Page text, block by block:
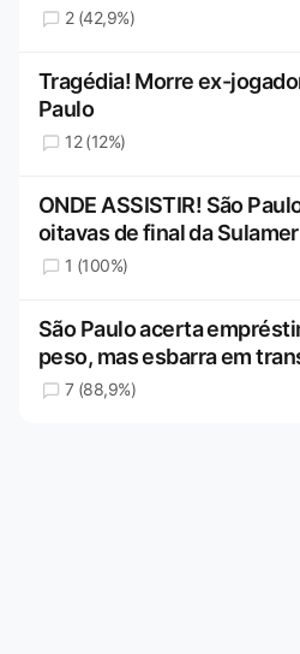
2 (42,9%)
Tragédia! Morre ex-
Paulo
12 (12%)
ONDE ASSISTIR! São
oitavas de final da
1 (100%)
São Paulo acerta
peso, mas esbarra em
7 (88,9%)